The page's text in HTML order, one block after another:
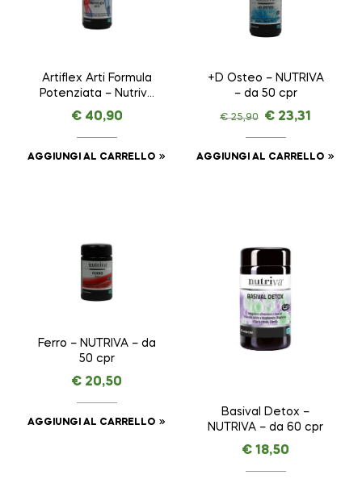
Artiflex Arti Formula
Potenziata – Nutriva
– da 50 cpr
€40,90
AGGIUNGI AL CARRELLO
+D Osteo – NUTRIVA
– da 50 cpr
€25,90 € 23,31
AGGIUNGI AL CARRELLO
Ferro – NUTRIVA – da
50 cpr
€ 20,50
AGGIUNGI AL CARRELLO
Basival Detox –
NUTRIVA – da 60 cpr
€ 18,50